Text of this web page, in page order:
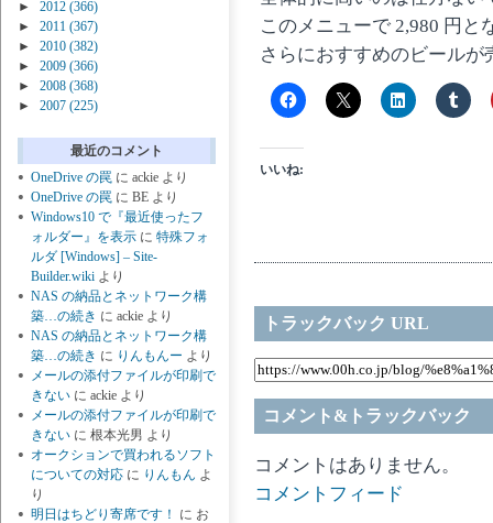
► 2012 (366)
►
2011 (367)
►
2010 (382)
►
2009 (366)
►
2008 (368)
►
2007 (225)
最近のコメント
OneDrive の罠 に ackie より
OneDrive の罠 に BE より
Windows10 で『最近使ったフ
ォルダー』を表示 に 特殊フォ
ルダ [Windows] – Site-
Builder.wiki より
NAS の納品とネットワーク構
築…の続き に ackie より
NAS の納品とネットワーク構
築…の続き に りんもんー より
メールの添付ファイルが印刷で
きない に ackie より
メールの添付ファイルが印刷で
きない に 根本光男 より
オークションで買われるソフト
についての対応 に りんもん よ
り
明日はちどり寄席です！
に お
このメニューで 2,980 円
さらにおすすめのビール
いいね:
トラックバック URL
コメント&トラックバック
コメントはありません。
コメントフィード